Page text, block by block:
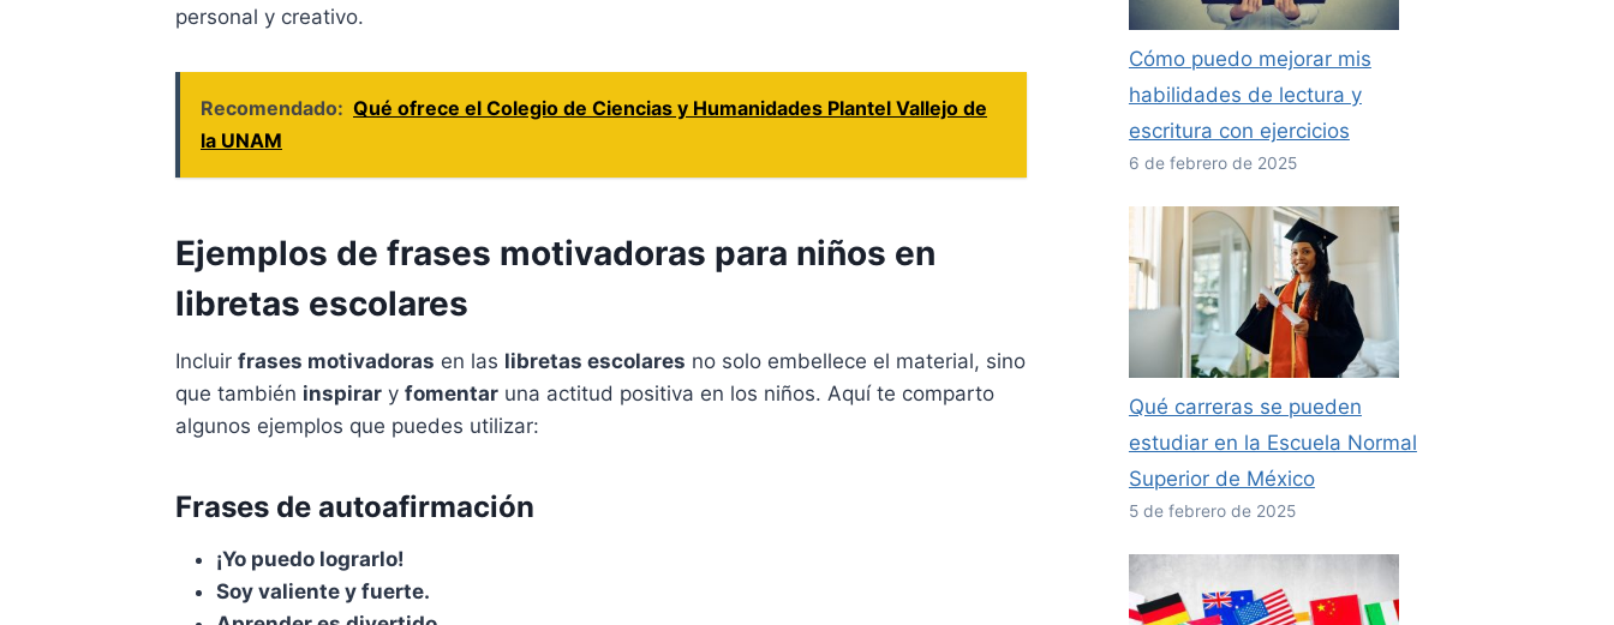
personal y creativo.
Recomendado: Qué ofrece el Colegio de Ciencias y Humanidades Plantel Vallejo de
la UNAM
Ejemplos de frases motivadoras para niños en
libretas escolares
Incluir frases motivadoras en las libretas escolares no solo embellece el material, sino
que también inspirar y fomentar una actitud positiva en los niños. Aquí te comparto
algunos ejemplos que puedes utilizar:
Frases de autoafirmación
¡Yo puedo lograrlo!
Soy valiente y fuerte.
Cómo puedo mejorar mis
habilidades de lectura y
escritura con ejercicios
6 de febrero de 2025
Qué carreras se pueden
estudiar en la Escuela Normal
Superior de México
5 de febrero de 2025